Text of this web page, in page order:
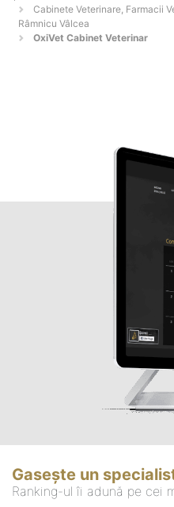
Cabinete Veterinare, Farmacii
Râmnicu Vâlcea
OxiVet Cabinet Veterinar
Gasește un
Ranking-ul îi adună pe cei